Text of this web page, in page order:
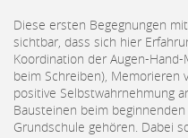
Diese ersten Begegnungen
sichtbar, dass sich hier
Koordination der Augen-
beim Schreiben), Memorieren
positive Selbstwahrnehmung
Bausteinen beim
Grundschule gehören. Dabei